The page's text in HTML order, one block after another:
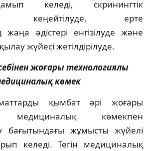
келеді, скринингтік
кеңейтілуде, ерте
жаңа әдістері енгізілуде және
жүйесі жетілдірілуде.
жоғары технологиялы
көмек
қымбат әрі жоғары
медициналық көмекпен
бағытындағы жұмысты жүйелі
келеді. Тегін медициналық